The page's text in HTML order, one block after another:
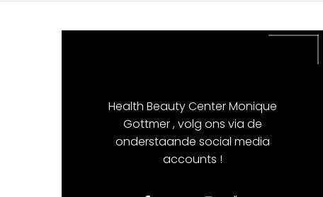
Health Beauty Center Monique
Gottmer , volg ons via de
onderstaande social media
accounts !